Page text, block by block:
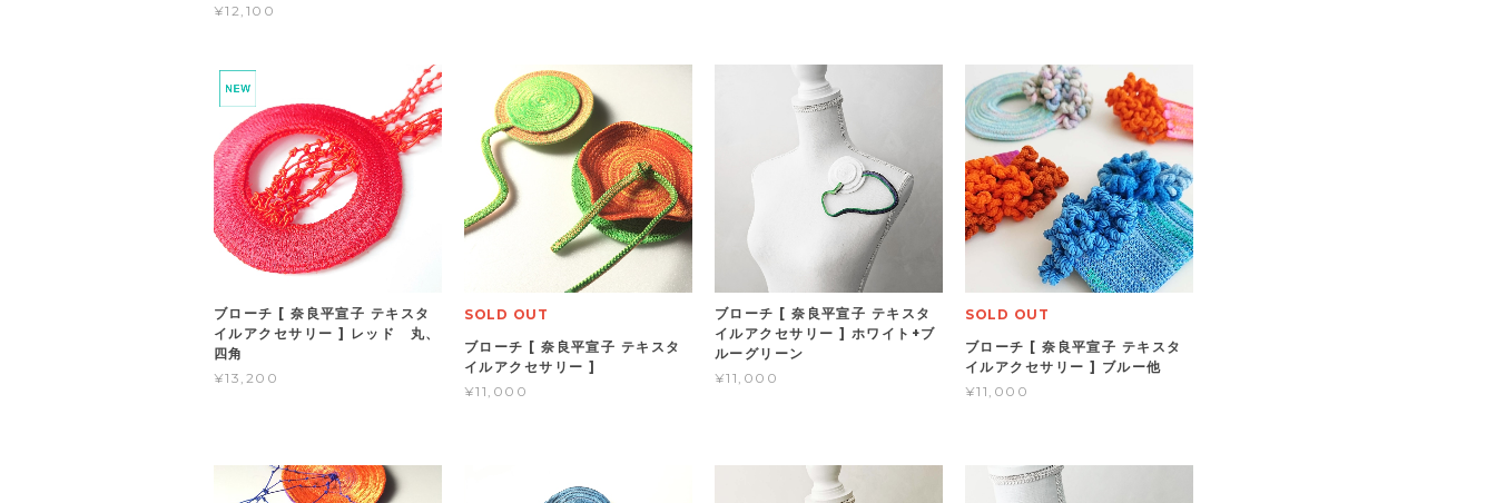
¥12,100
ブローチ [ 奈良平宣子 テキスタ
イルアクセサリー ] レッド 丸、
四角
¥13,200
SOLD OUT
ブローチ [ 奈良平宣子 テキスタ
イルアクセサリー ]
¥11,000
ブローチ [ 奈良平宣子 テキスタ
イルアクセサリー ] ホワイト+ブ
ルーグリーン
¥11,000
SOLD OUT
ブローチ [ 奈良平宣子 テキスタ
イルアクセサリー ] ブルー他
¥11,000